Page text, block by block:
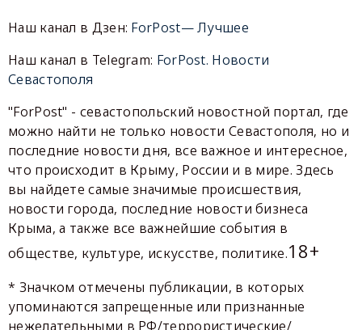
Наш канал в Дзен: ForPost— Лучшее
Наш канал в Telegram: ForPost. Новости
Севастополя
"ForPost" - севастопольский новостной портал, где
можно найти не только новости Севастополя, но и
последние новости дня, все важное и интересное,
что происходит в Крыму, России и в мире. Здесь
вы найдете самые значимые происшествия,
новости города, последние новости бизнеса
Крыма, а также все важнейшие события в
обществе, культуре, искусстве, политике.18+
* Значком отмечены публикации, в которых
упоминаются запрещенные или признанные
нежелательными в РФ/террористические/